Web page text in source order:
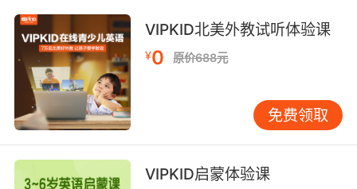
7. Your coworkers, they absolved you, and
they continue to follow you.
你的同事 他们原谅你 还会继续跟着你
8. Sometimes, that doesn't absolve us of the
consequences.
有的时候这也不能帮我们解决问题
VIPKID北美外教试听体验课
¥0 原价688元
免费领取
VIPKID启蒙体验课